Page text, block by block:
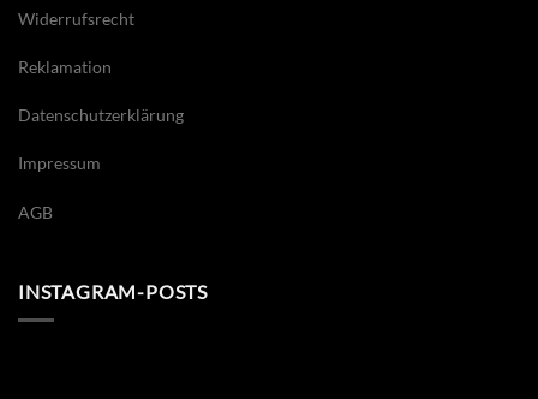
Widerrufsrecht
Reklamation
Datenschutzerklärung
Impressum
AGB
INSTAGRAM-POSTS